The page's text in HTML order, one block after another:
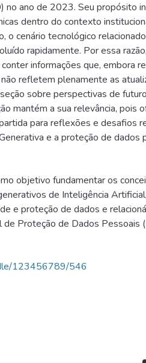
ano de 2023. Seu propósito
dentro do contexto
o cenário tecnológico
rapidamente. Por essa
informações que, embora
refletem plenamente as
sobre perspectivas de
mantém a sua relevância, pois
para reflexões e desafios
e a proteção de dados
objetivo fundamentar os
de Inteligência
e proteção de dados e
de Proteção de Dados Pessoais
123456789/546